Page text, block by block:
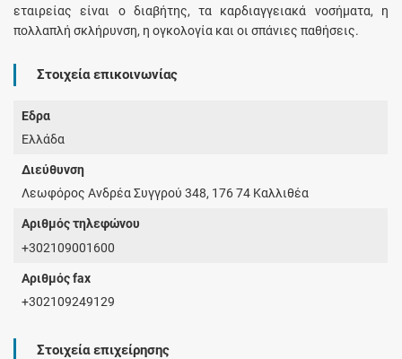
εταιρείας είναι ο διαβήτης, τα καρδιαγγειακά νοσήματα, η
πολλαπλή σκλήρυνση, η ογκολογία και οι σπάνιες παθήσεις.
Στοιχεία επικοινωνίας
Έδρα
Ελλάδα
Διεύθυνση
Λεωφόρος Ανδρέα Συγγρού 348, 176 74 Καλλιθέα
Αριθμός τηλεφώνου
+302109001600
Αριθμός fax
+302109249129
Στοιχεία επιχείρησης